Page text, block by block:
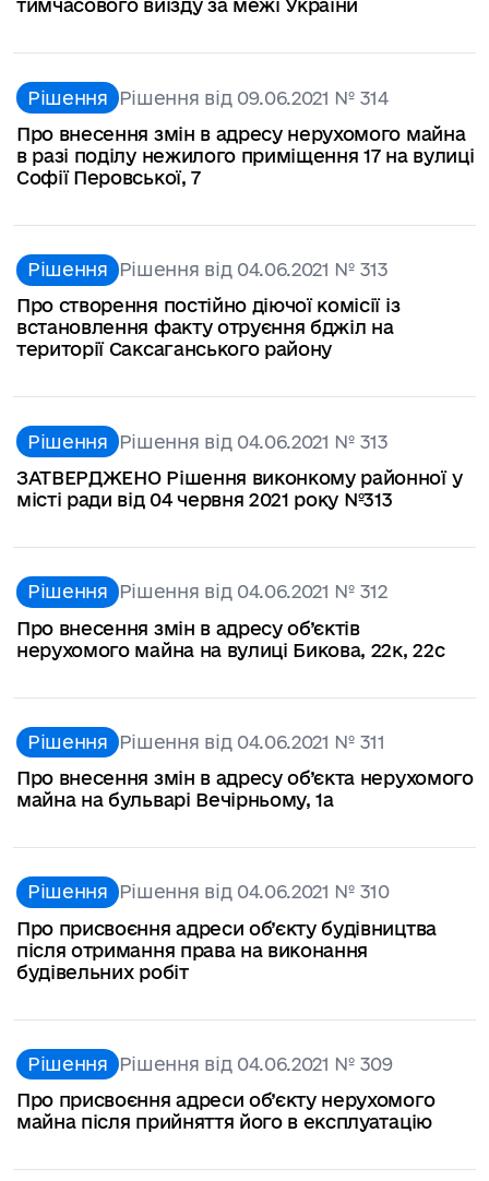
тимчасового виїзду за межі України
Рішення Рішення від 09.06.2021 № 314
Про внесення змін в адресу нерухомого майна
в разі поділу нежилого приміщення 17 на вулиці
Софії Перовської, 7
Рішення Рішення від 04.06.2021 № 313
Про створення постійно діючої комісії із
встановлення факту отруєння бджіл на
території Саксаганського району
Рішення Рішення від 04.06.2021 № 313
ЗАТВЕРДЖЕНО Рішення виконкому районної у
місті ради від 04 червня 2021 року №313
Рішення Рішення від 04.06.2021 № 312
Про внесення змін в адресу об’єктів
нерухомого майна на вулиці Бикова, 22к, 22с
Рішення Рішення від 04.06.2021 № 311
Про внесення змін в адресу об’єкта нерухомого
майна на бульварі Вечірньому, 1а
Рішення Рішення від 04.06.2021 № 310
Про присвоєння адреси об’єкту будівництва
після отримання права на виконання
будівельних робіт
Рішення Рішення від 04.06.2021 № 309
Про присвоєння адреси об’єкту нерухомого
майна після прийняття його в експлуатацію